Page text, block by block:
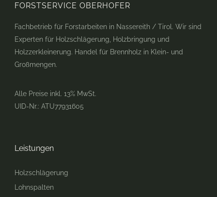
Leistungen
Holzschlägerung
Lohnspalten
FORSTSERVICE OBERHOFER
Fachbetrieb für Forstarbeiten in Nassereith / Tirol. Wir sind
Experten für Holzschlägerung, Holzbringung und
Holzzerkleinerung. Handel für Brennholz in Klein- und
Großmengen.
Alle Preise inkl. 13% MwSt.
UID-Nr.: ATU77931605